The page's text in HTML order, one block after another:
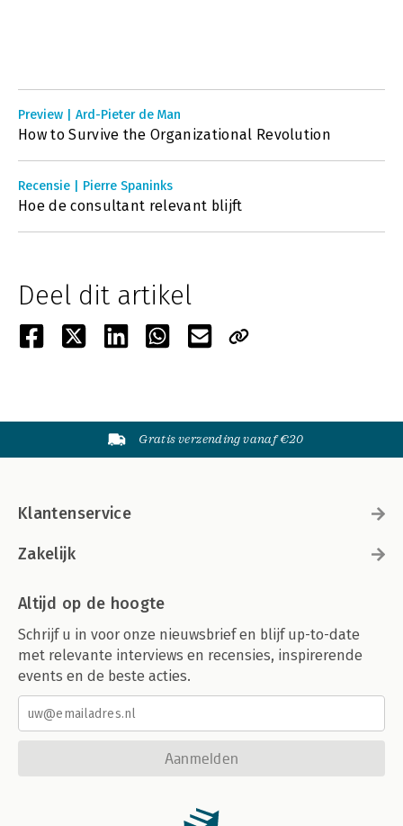
Preview | Ard-Pieter de Man
How to Survive the Organizational Revolution
Recensie | Pierre Spaninks
Hoe de consultant relevant blijft
Deel dit artikel
Gratis verzending vanaf €20
Klantenservice
Zakelijk
Altijd op de hoogte
Schrijf u in voor onze nieuwsbrief en blijf up-to-date
met relevante interviews en recensies, inspirerende
events en de beste acties.
Aanmelden